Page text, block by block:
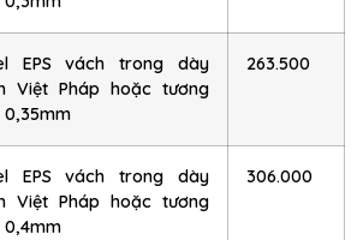
EPS vách trong dày
Việt Pháp hoặc tương
263.500
EPS vách trong dày
Việt Pháp hoặc tương
306.000